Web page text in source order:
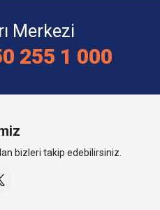
Merkezi
255 1 000
bizleri takip edebilirsiniz.